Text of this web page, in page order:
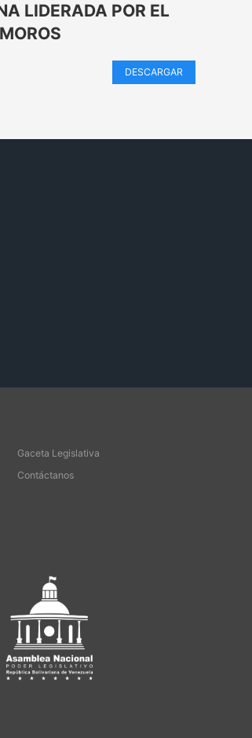
LIDERADA POR EL
DESCARGAR
Gaceta Legislativa
Contáctanos